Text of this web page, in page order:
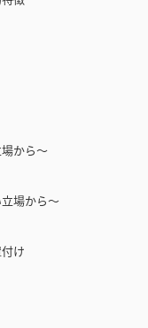
から～
場から～
け